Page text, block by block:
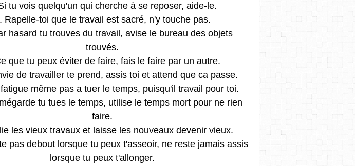
tu vois quelqu'un qui cherche à se reposer, aide-le.
Rapelle-toi que le travail est sacré, n'y touche pas.
hasard tu trouves du travail, avise le bureau des objets
trouvés.
que tu peux éviter de faire, fais le faire par un autre.
de travailler te prend, assis toi et attend que ca passe.
même pas a tuer le temps, puisqu'il travail pour toi.
tu tues le temps, utilise le temps mort pour ne rien
faire.
les vieux travaux et laisse les nouveaux devenir vieux.
pas debout lorsque tu peux t'asseoir, ne reste jamais assis
lorsque tu peux t'allonger.